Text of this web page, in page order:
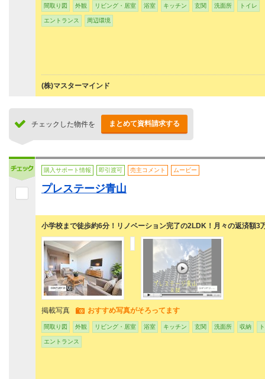
間取り図 外観 リビング・居室 浴室 キッチン 玄関 洗面所 トイレ
エントランス 周辺環境
(株)マスターマインド
チェックした物件を まとめて資料請求する
購入サポート情報 即引渡可 売主コメント ムービー
プレステージ青山
小学校まで徒歩約6分！リノベーション完了の2LDK！月々の返済額3
掲載写真 おすすめ写真がそろってます
間取り図 外観 リビング・居室 浴室 キッチン 玄関 洗面所 収納
エントランス